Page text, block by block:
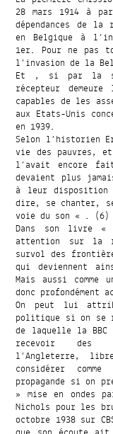
28 mars 1914 à
dépendances de la
en Belgique à
1er. Pour ne pas
l’invasion de la
Et , si par la
récepteur
capables de les
aux Etats-Unis
en 1939.
Selon l’historien
vie des pauvres, et
l’avait encore
devaient plus
à leur disposition
dire, se chanter,
voie du son « . (6)
Dans son livre «
attention sur la
survol des
qui deviennent
Mais aussi
donc profondément
On peut lui
politique si on se
de laquelle la
recevoir des
l’Angleterre,
considérer
propagande si on
» mise en ondes
Nichols pour les
octobre 1938 sur